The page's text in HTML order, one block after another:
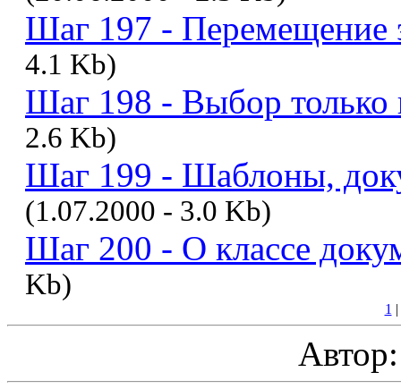
Шаг 197 - Перемещение
4.1 Kb)
Шаг 198 - Выбор только
2.6 Kb)
Шаг 199 - Шаблоны,
(1.07.2000 - 3.0 Kb)
Шаг 200 - О классе
Kb)
1 |